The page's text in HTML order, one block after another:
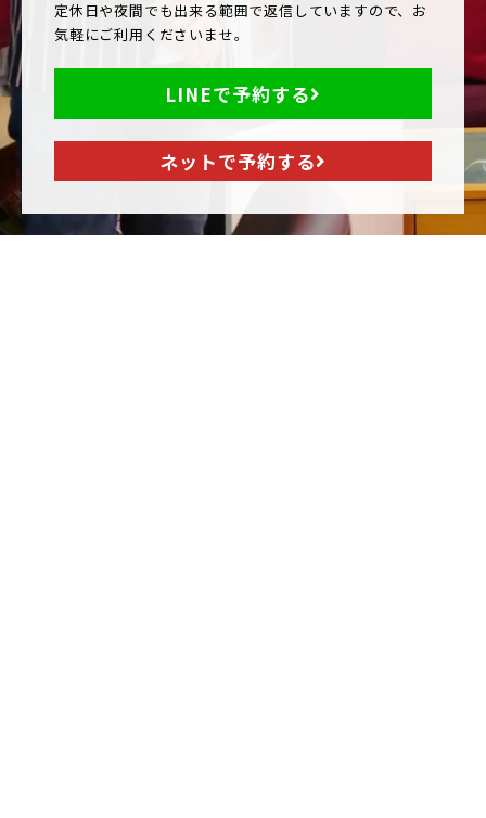
定休日や夜間でも出来る範囲で返信していますので、お
気軽にご利用くださいませ。
LINEで予約する
ネットで予約する